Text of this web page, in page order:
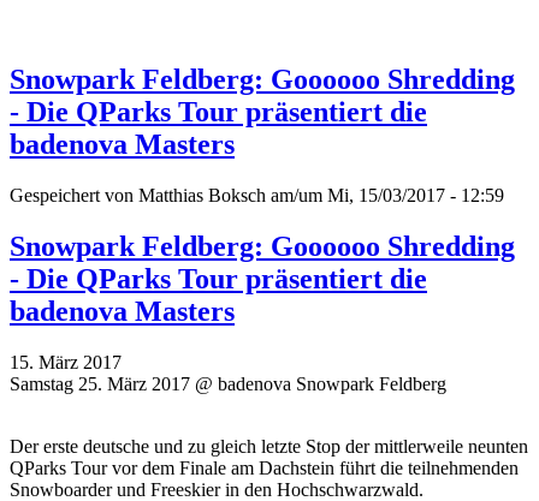
Snowpark Feldberg: Goooooo Shredding
- Die QParks Tour präsentiert die
badenova Masters
Gespeichert von Matthias Boksch am/um Mi, 15/03/2017 - 12:59
Snowpark Feldberg: Goooooo Shredding
- Die QParks Tour präsentiert die
badenova Masters
15. März 2017
Samstag 25. März 2017 @ badenova Snowpark Feldberg
Der erste deutsche und zu gleich letzte Stop der mittlerweile neunten
QParks Tour vor dem Finale am Dachstein führt die teilnehmenden
Snowboarder und Freeskier in den Hochschwarzwald.